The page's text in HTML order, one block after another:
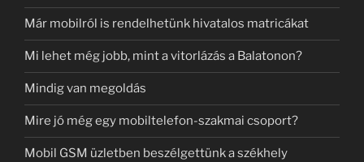
Már mobilról is rendelhetünk hivatalos matricákat
Mi lehet még jobb, mint a vitorlázás a Balatonon?
Mindig van megoldás
Mire jó még egy mobiltelefon-szakmai csoport?
Mobil GSM üzletben beszélgettünk a székhely